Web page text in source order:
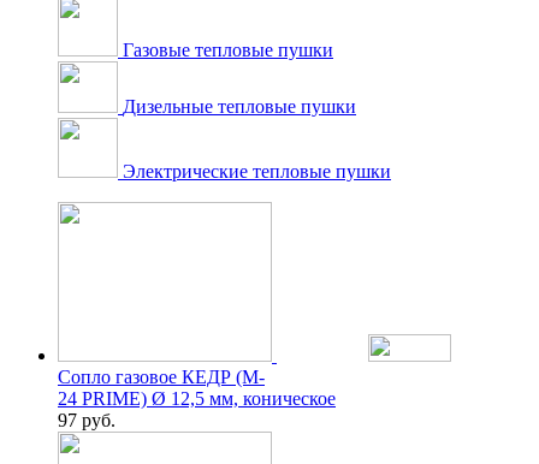
Газовые тепловые пушки
Дизельные тепловые пушки
Электрические тепловые пушки
Сопло газовое КЕДР (M-
24 PRIME) Ø 12,5 мм, коническое
97 руб.